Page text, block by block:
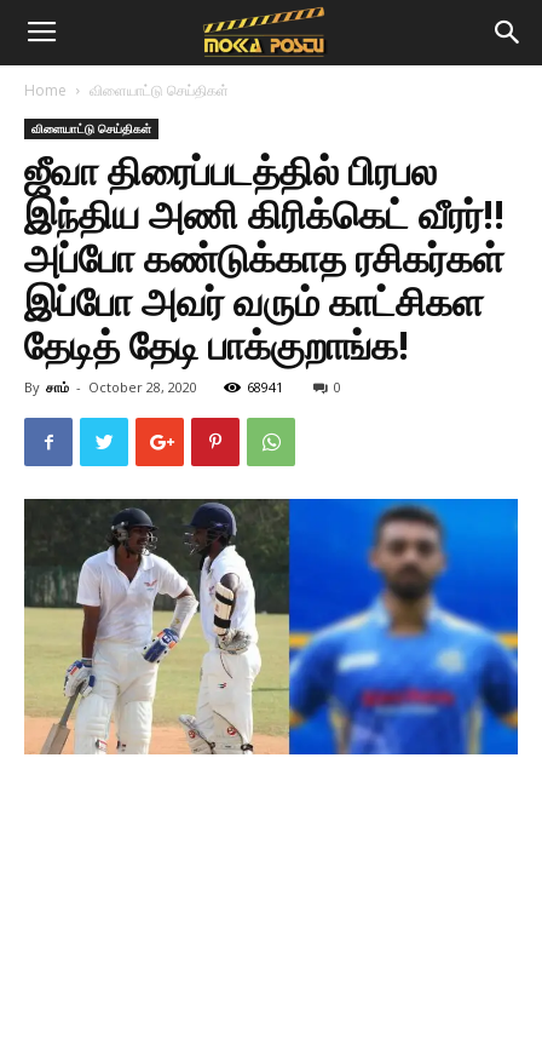
Home விளையாட்டு செய்திகள்
விளையாட்டு செய்திகள்
ஜீவா திரைப்படத்தில் பிரபல
இந்திய அணி கிரிக்கெட் வீரர்!!
அப்போ கண்டுக்காத ரசிகர்கள்
இப்போ அவர் வரும் காட்சிகள
தேடித் தேடி பாக்குறாங்க!
By சாம் - October 28, 2020 68941 0